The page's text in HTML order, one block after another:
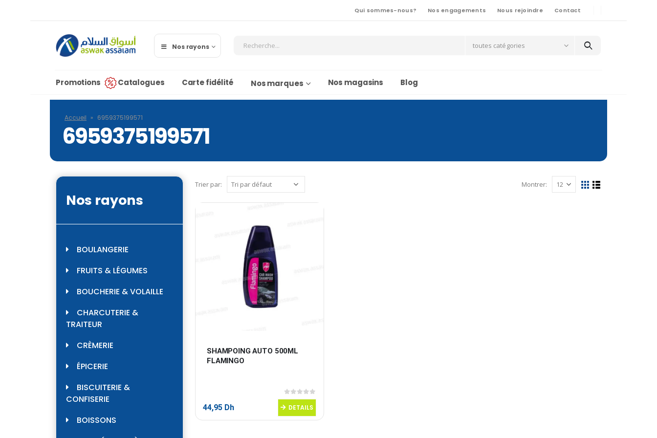
Qui sommes-nous? Nos engagements Nous rejoindre Contact
Nos rayons toutes catégories
Promotions Catalogues Carte fidélité Nos marques Nos magasins Blog
Accueil » 6959375199571
6959375199571
Trier par: Montrer:
SHAMPOING AUTO 500ML
FLAMINGO
0sur 5
44,95 Dh DETAILS
Nos rayons
BOULANGERIE
FRUITS & LÉGUMES
BOUCHERIE & VOLAILLE
CHARCUTERIE &
TRAITEUR
CRÈMERIE
ÉPICERIE
BISCUITERIE &
CONFISERIE
BOISSONS